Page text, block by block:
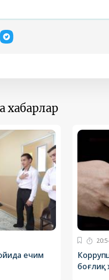
хабарлар
ечим
боғлиқ